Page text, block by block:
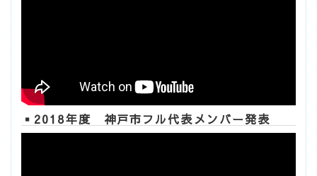
▪2018年度 神戸市フル代表メンバー発表